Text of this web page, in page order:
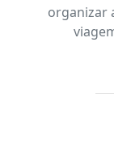
organizar